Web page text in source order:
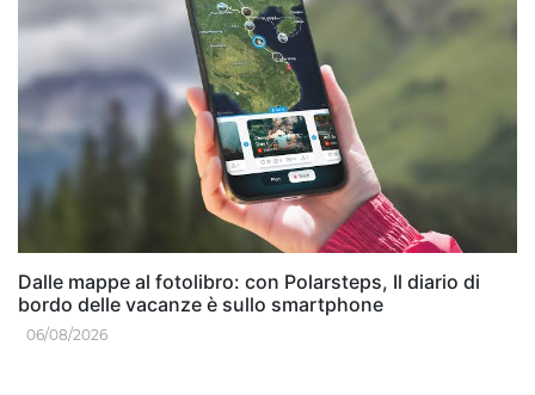
Dalle mappe al fotolibro: con Polarsteps, Il diario di
bordo delle vacanze è sullo smartphone
06/08/2026